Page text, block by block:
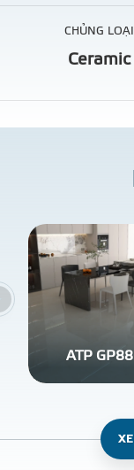
CHỦNG LOẠI
Ceramic
ATP